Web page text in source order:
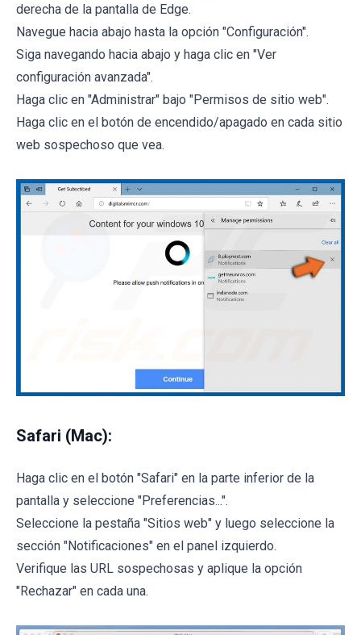
derecha de la pantalla de Edge.
Navegue hacia abajo hasta la opción "Configuración".
Siga navegando hacia abajo y haga clic en "Ver
configuración avanzada".
Haga clic en "Administrar" bajo "Permisos de sitio web".
Haga clic en el botón de encendido/apagado en cada sitio
web sospechoso que vea.
Safari (Mac):
Haga clic en el botón "Safari" en la parte inferior de la
pantalla y seleccione "Preferencias...".
Seleccione la pestaña "Sitios web" y luego seleccione la
sección "Notificaciones" en el panel izquierdo.
Verifique las URL sospechosas y aplique la opción
"Rechazar" en cada una.